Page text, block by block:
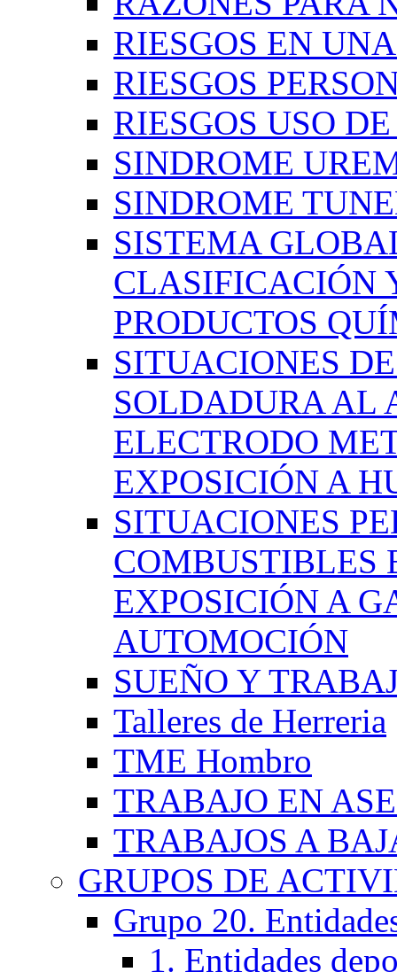
RIESGOS EN
RIESGOS
RIESGOS USO
SINDROME
SINDROME
SISTEMA
CLASIFICACIÓN
PRODUCTOS
SITUACIONES
SOLDADURA AL
ELECTRODO
EXPOSICIÓN A
SITUACIONES
COMBUSTIBLES
EXPOSICIÓN A
AUTOMOCIÓN
SUEÑO Y
Talleres de Herreria
TME Hombro
TRABAJO EN
TRABAJOS A
GRUPOS DE
Grupo 20.
1. Entidades